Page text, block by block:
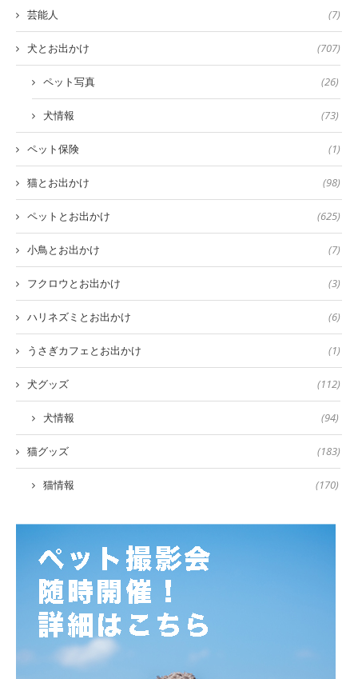
芸能人 (7)
犬とお出かけ (707)
ペット写真 (26)
犬情報 (73)
ペット保険 (1)
猫とお出かけ (98)
ペットとお出かけ (625)
小鳥とお出かけ (7)
フクロウとお出かけ (3)
ハリネズミとお出かけ (6)
うさぎカフェとお出かけ (1)
犬グッズ (112)
犬情報 (94)
猫グッズ (183)
猫情報 (170)